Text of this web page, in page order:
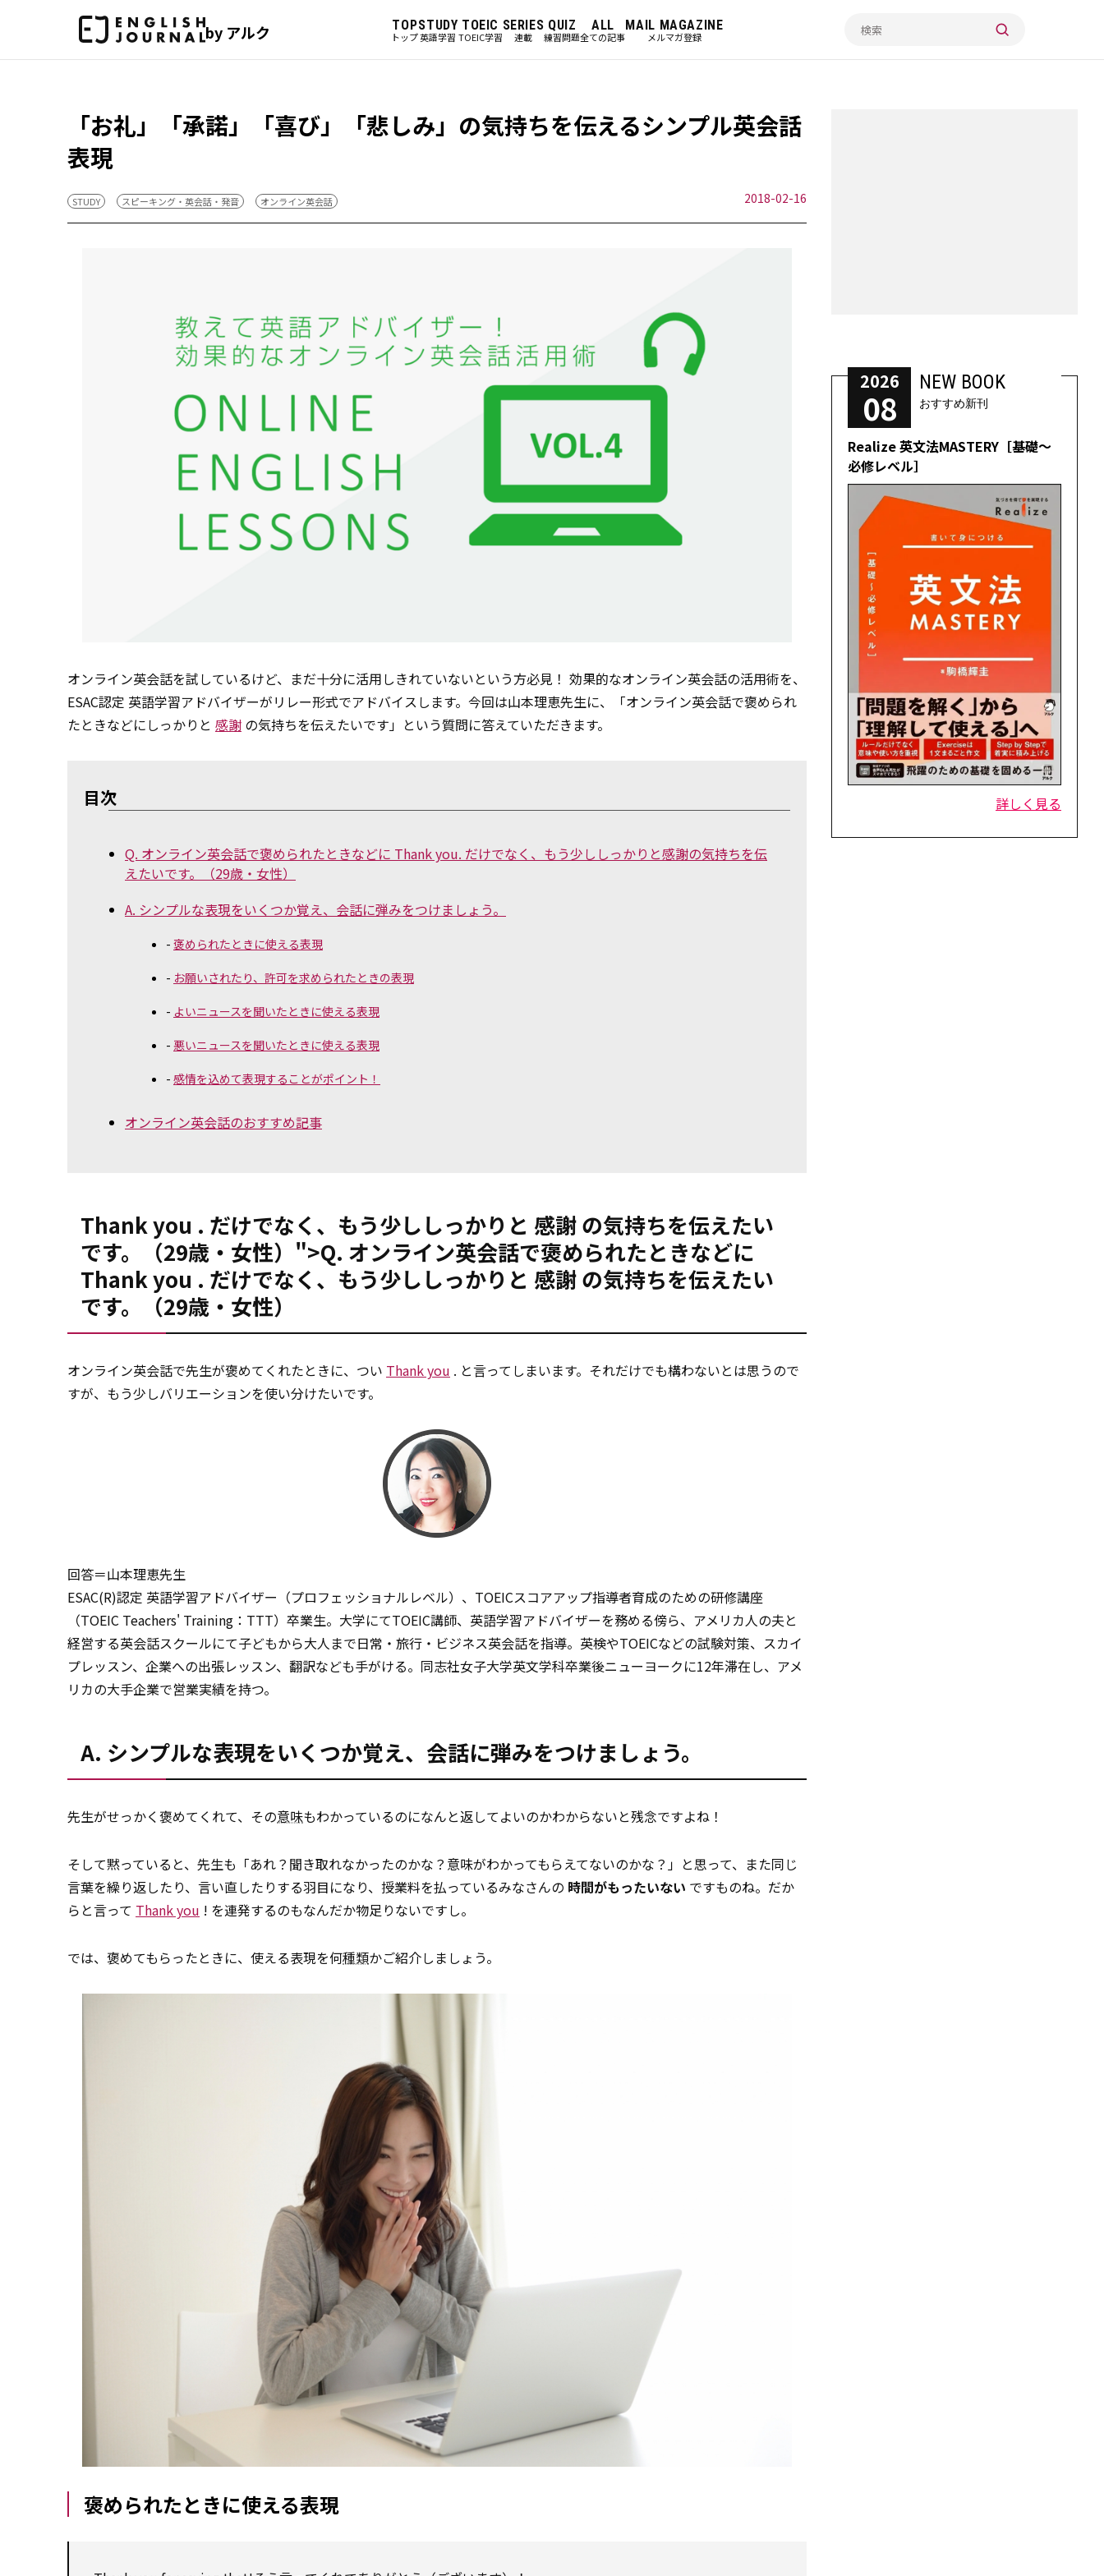
by アルク TOP
トップ
STUDY
英語学習
TOEIC
TOEIC学習
SERIES
連載
QUIZ
練習問題
ALL
全ての記事
MAIL MAGAZINE
メルマガ登録
「お礼」「承諾」「喜び」「悲しみ」の気持ちを伝えるシンプル英会話
表現
STUDY スピーキング・英会話・発音 オンライン英会話 2018-02-16
オンライン英会話を試しているけど、まだ十分に活用しきれていないという方必見！ 効果的なオンライン英会話の活用術を、
ESAC認定 英語学習アドバイザーがリレー形式でアドバイスします。今回は山本理恵先生に、「オンライン英会話で褒められ
たときなどにしっかりと 感謝 の気持ちを伝えたいです」という質問に答えていただきます。
目次
Q. オンライン英会話で褒められたときなどに Thank you. だけでなく、もう少ししっかりと感謝の気持ちを伝
えたいです。（29歳・女性）
A. シンプルな表現をいくつか覚え、会話に弾みをつけましょう。
褒められたときに使える表現
お願いされたり、許可を求められたときの表現
よいニュースを聞いたときに使える表現
悪いニュースを聞いたときに使える表現
感情を込めて表現することがポイント！
オンライン英会話のおすすめ記事
Thank you . だけでなく、もう少ししっかりと 感謝の気持ちを伝えたい
です。（29歳・女性）">Q. オンライン英会話で褒められたときなどに
Thank you . だけでなく、もう少ししっかりと 感謝の気持ちを伝えたい
です。（29歳・女性）
オンライン英会話で先生が褒めてくれたときに、つい Thank you . と言ってしまいます。それだけでも構わないとは思うので
すが、もう少しバリエーションを使い分けたいです。
回答＝山本理恵先生
ESAC(R)認定 英語学習アドバイザー（プロフェッショナルレベル）、TOEICスコアアップ指導者育成のための研修講座
（TOEIC Teachers' Training：TTT）卒業生。大学にてTOEIC講師、英語学習アドバイザーを務める傍ら、アメリカ人の夫と
経営する英会話スクールにて子どもから大人まで日常・旅行・ビジネス英会話を指導。英検やTOEICなどの試験対策、スカイ
プレッスン、企業への出張レッスン、翻訳なども手がける。同志社女子大学英文学科卒業後ニューヨークに12年滞在し、アメ
リカの大手企業で営業実績を持つ。
A. シンプルな表現をいくつか覚え、会話に弾みをつけましょう。
先生がせっかく褒めてくれて、その意味もわかっているのになんと返してよいのかわからないと残念ですよね！
そして黙っていると、先生も「あれ？聞き取れなかったのかな？意味がわかってもらえてないのかな？」と思って、また同じ
言葉を繰り返したり、言い直したりする羽目になり、授業料を払っているみなさんの 時間がもったいない ですものね。だか
らと言って Thank you ! を連発するのもなんだか物足りないですし。
では、褒めてもらったときに、使える表現を何種類かご紹介しましょう。
褒められたときに使える表現
2026
08
NEW BOOK
おすすめ新刊
Realize 英文法MASTERY［基礎～
必修レベル］
詳しく見る